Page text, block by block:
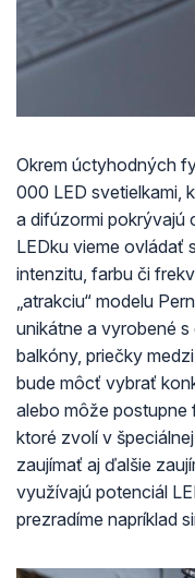
Okrem úctyhodných
000 LED svetielkami,
a difúzormi pokrývajú
LEDku vieme ovládať
intenzitu, farbu či
„atrakciu“ modelu
unikátne a vyrobené
balkóny, priečky
bude môcť vybrať
alebo môže postupne
ktoré zvolí v
zaujímať aj ďalšie
využívajú potenciál
prezradíme napríklad